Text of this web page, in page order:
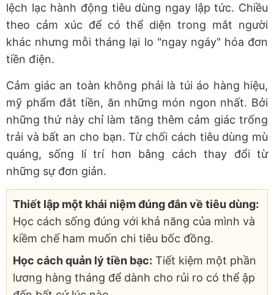
lệch lạc hành động tiêu dùng ngay lập tức. Chiều
theo cảm xúc để có thể diện trong mắt người
khác nhưng mỗi tháng lại lo "ngay ngáy" hóa đơn
tiền điện.
Cảm giác an toàn không phải là túi áo hàng hiệu,
mỹ phẩm đắt tiền, ăn những món ngon nhất. Bởi
những thứ này chỉ làm tăng thêm cảm giác trống
trải và bất an cho bạn. Từ chối cách tiêu dùng mù
quáng, sống lí trí hơn bằng cách thay đổi từ
những sự đơn giản.
Thiết lập một khái niệm đúng đắn về tiêu dùng:
Học cách sống đúng với khả năng của mình và
kiềm chế ham muốn chi tiêu bốc đồng.
Học cách quản lý tiền bạc: Tiết kiệm một phần
lương hàng tháng để dành cho rủi ro có thể ập